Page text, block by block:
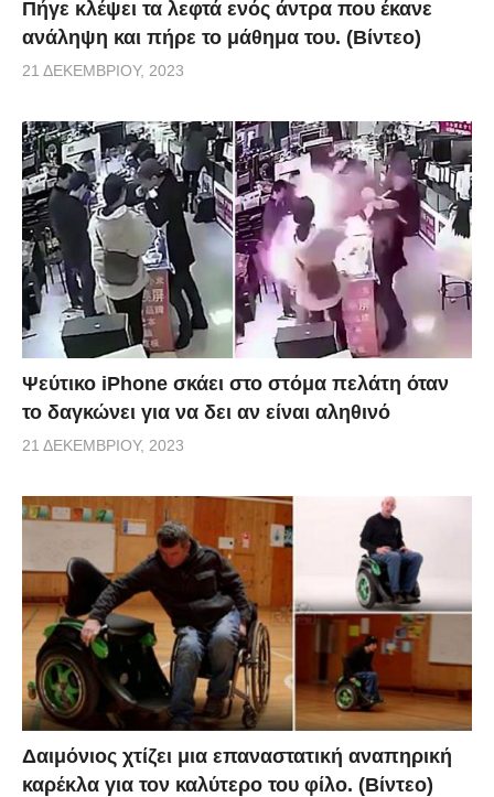
Πήγε κλέψει τα λεφτά ενός άντρα που έκανε
ανάληψη και πήρε το μάθημα του. (Βίντεο)
21 ΔΕΚΕΜΒΡΊΟΥ, 2023
Ψεύτικο iPhone σκάει στο στόμα πελάτη όταν
το δαγκώνει για να δει αν είναι αληθινό
21 ΔΕΚΕΜΒΡΊΟΥ, 2023
Δαιμόνιος χτίζει μια επαναστατική αναπηρική
καρέκλα για τον καλύτερο του φίλο. (Βίντεο)